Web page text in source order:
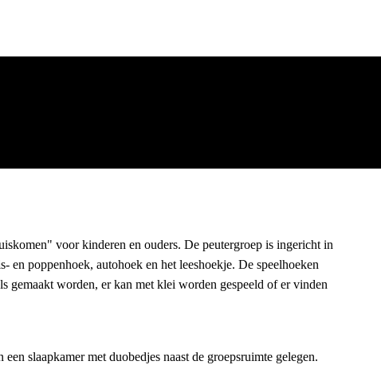
voor kinderen en ouders. De peutergroep is ingericht in
poppenhoek, autohoek en het leeshoekje. De speelhoeken
gemaakt worden, er kan met klei worden gespeeld of er vinden
slaapkamer met duobedjes naast de groepsruimte gelegen.